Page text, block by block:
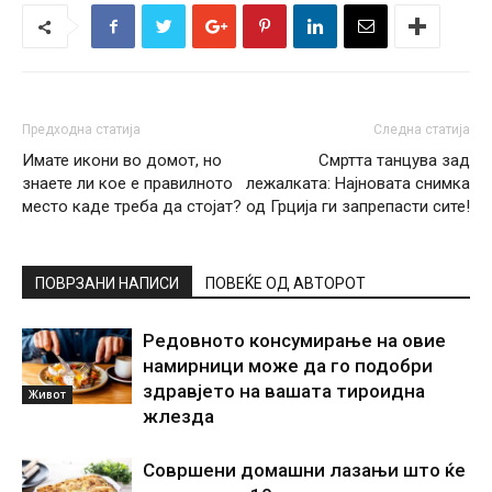
Предходна статија
Имате икони во домот, но
знаете ли кое е правилното
место каде треба да стојат?
Следна статија
Смртта танцува зад
лежалката: Најновата снимка
од Грција ги запрепасти сите!
ПОВРЗАНИ НАПИСИ ПОВЕЌЕ ОД АВТОРОТ
Живот
Редовното консумирање на овие
намирници може да го подобри
здравјето на вашата тироидна
жлезда
Совршени домашни лазањи што ќе